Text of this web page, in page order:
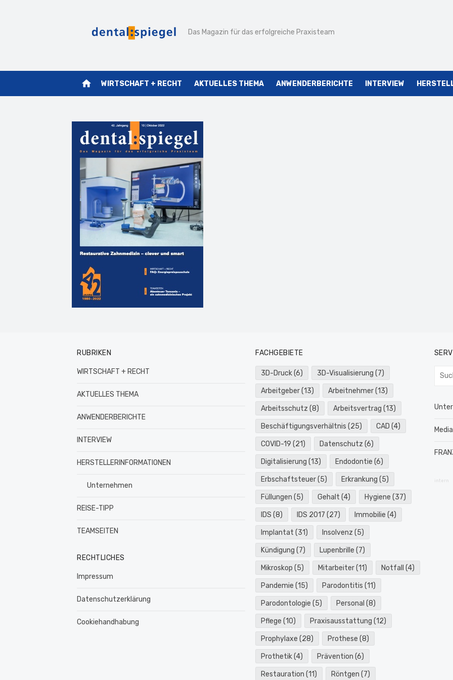
Das Magazin für das erfolgreiche Praxisteam
home WIRTSCHAFT + RECHT AKTUELLES THEMA ANWENDERBERICHTE INTERVIEW
RUBRIKEN
WIRTSCHAFT + RECHT
AKTUELLES THEMA
ANWENDERBERICHTE
INTERVIEW
HERSTELLERINFORMATIONEN
Unternehmen
REISE-TIPP
TEAMSEITEN
RECHTLICHES
Impressum
Datenschutzerklärung
Cookiehandhabung
FACHGEBIETE
3D-Druck(6) 3D-Visualisierung (7)
Arbeitgeber(13) Arbeitnehmer(13)
Arbeitsschutz (8) Arbeitsvertrag (13)
Beschäftigungsverhältnis (25) CAD (4)
COVID-19 (21) Datenschutz (6)
Digitalisierung (13) Endodontie (6)
Erbschaftsteuer(5) Erkrankung (5)
Füllungen (5) Gehalt (4) Hygiene (37)
IDS (8) IDS 2017 (27) Immobilie (4)
Implantat (31) Insolvenz (5)
Kündigung (7) Lupenbrille (7)
Mikroskop (5) Mitarbeiter(11) Notfall (4)
Pandemie (15) Parodontitis (11)
Parodontologie (5) Personal (8)
Pflege (10) Praxisausstattung (12)
Prophylaxe (28) Prothese (8)
Prothetik(4) Prävention (6)
Restauration (11) Röntgen (7)
intern